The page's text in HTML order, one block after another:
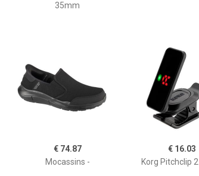
35mm
€ 74.87
Mocassins -
€ 16.03
Korg Pitchclip